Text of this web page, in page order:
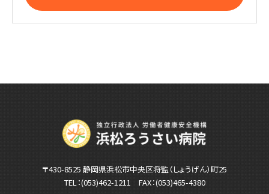
〒430-8525 静岡県浜松市中央区将監（しょうげん）町25
TEL：(053)462-1211 FAX：(053)465-4380